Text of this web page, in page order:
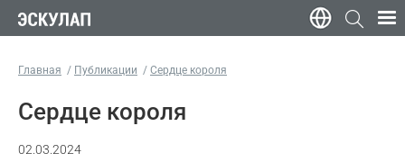
Главная Публикации Сердце короля
Сердце короля
02.03.2024